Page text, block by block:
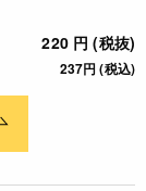
220 円 (税抜)
237円 (税込)